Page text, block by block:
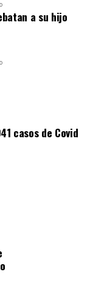
a su hijo
casos de Covid